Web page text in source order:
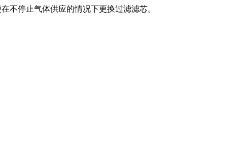
不停止气体供应的情况下更换过滤滤芯。